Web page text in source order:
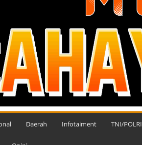
Daerah Infotaiment TNI/POLRI